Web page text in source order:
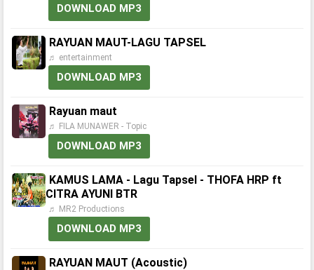
DOWNLOAD MP3
RAYUAN MAUT-LAGU TAPSEL
♬ entertainment
DOWNLOAD MP3
Rayuan maut
♬ FILA MUNAWER - Topic
DOWNLOAD MP3
KAMUS LAMA - Lagu Tapsel - THOFA HRP ft
CITRA AYUNI BTR
♬ MR2 Productions
DOWNLOAD MP3
RAYUAN MAUT (Acoustic)